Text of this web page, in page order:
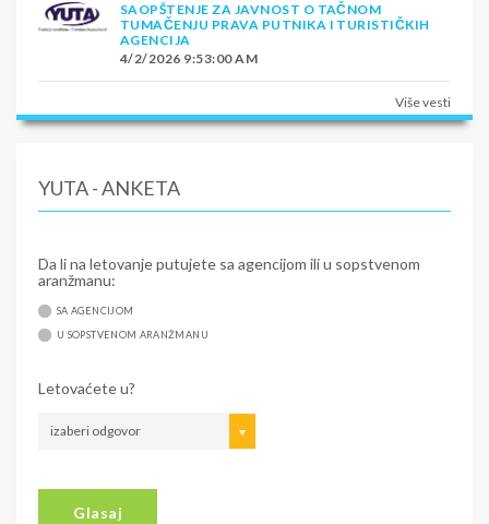
SAOPŠTENJE ZA JAVNOST O TAČNOM
TUMAČENJU PRAVA PUTNIKA I TURISTIČKIH
AGENCIJA
4/2/2026 9:53:00 AM
Više vesti
YUTA - ANKETA
Da li na letovanje putujete sa agencijom ili u sopstvenom
aranžmanu:
SA AGENCIJOM
U SOPSTVENOM ARANŽMANU
Letovaćete u?
izaberi odgovor
Glasaj